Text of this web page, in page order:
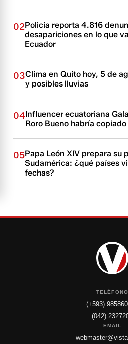
02Policía reporta 4.816
desapariciones en lo que
Ecuador
03Clima en Quito hoy, 5 de
y posibles lluvias
04Influencer ecuatoriana
Roro Bueno habría
05Papa León XIV prepara su
Sudamérica: ¿qué países
fechas?
TELÉFONO
(+593)
(042)
EMAIL